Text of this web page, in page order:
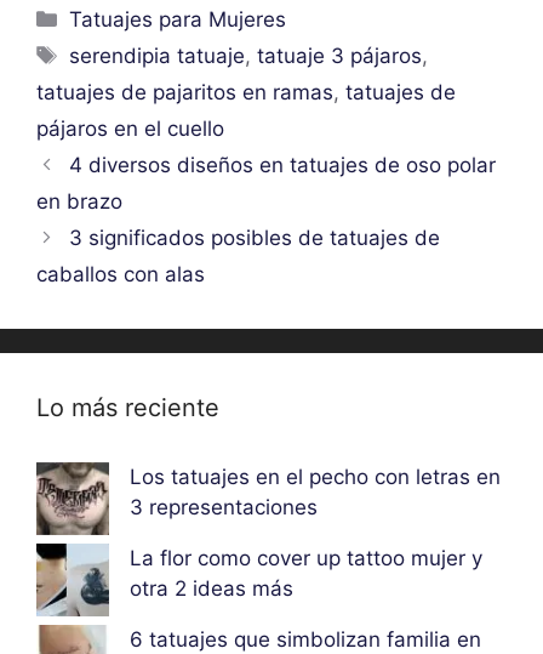
Categorías
Tatuajes para Mujeres
Etiquetas
serendipia tatuaje,tatuaje 3 pájaros,
tatuajes de pajaritos en ramas, tatuajes de
pájaros en el cuello
4 diversos diseños en tatuajes de oso polar
en brazo
3 significados posibles de tatuajes de
caballos con alas
Lo más reciente
Los tatuajes en el pecho con letras en
3 representaciones
La flor como cover up tattoo mujer y
otra 2 ideas más
6 tatuajes que simbolizan familia en